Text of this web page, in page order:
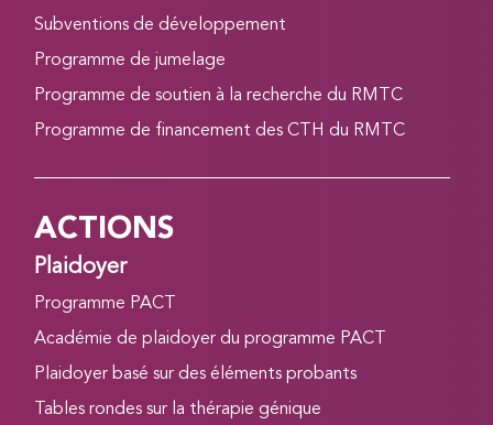
Subventions de développement
Programme de jumelage
Programme de soutien à la recherche du RMTC
Programme de financement des CTH du RMTC
ACTIONS
Plaidoyer
Programme PACT
Académie de plaidoyer du programme PACT
Plaidoyer basé sur des éléments probants
Tables rondes sur la thérapie génique